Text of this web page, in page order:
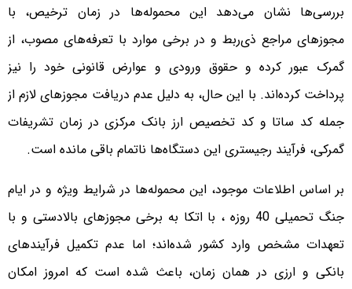
بررسی‌ها نشان می‌دهد این محموله‌ها در زمان ترخیص، با
مجوزهای مراجع ذی‌ربط و در برخی موارد با تعرفه‌های مصوب، از
گمرک عبور کرده و حقوق ورودی و عوارض قانونی خود را نیز
پرداخت کرده‌اند. با این حال، به دلیل عدم دریافت مجوزهای لازم از
جمله کد ساتا و کد تخصیص ارز بانک مرکزی در زمان تشریفات
گمرکی، فرآیند رجیستری این دستگاه‌ها ناتمام باقی مانده است.
بر اساس اطلاعات موجود، این محموله‌ها در شرایط ویژه و در ایام
جنگ تحمیلی 40 روزه ، با اتکا به برخی مجوزهای بالادستی و با
تعهدات مشخص وارد کشور شده‌اند؛ اما عدم تکمیل فرآیندهای
بانکی و ارزی در همان زمان، باعث شده است که امروز امکان